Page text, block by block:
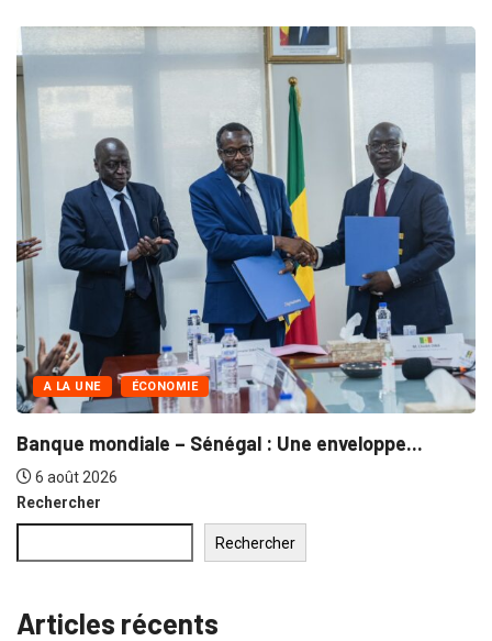
A LA UNE COMMERCE
Magal de Touba : Près de...
30 juillet 2026
Rechercher
Rechercher
Articles récents